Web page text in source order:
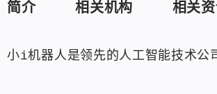
简介 相关机构 相关
小i机器人是领先的人工智能技术公